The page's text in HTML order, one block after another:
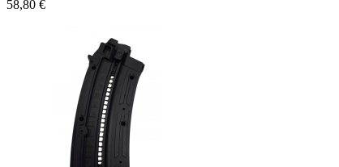
58,80 €